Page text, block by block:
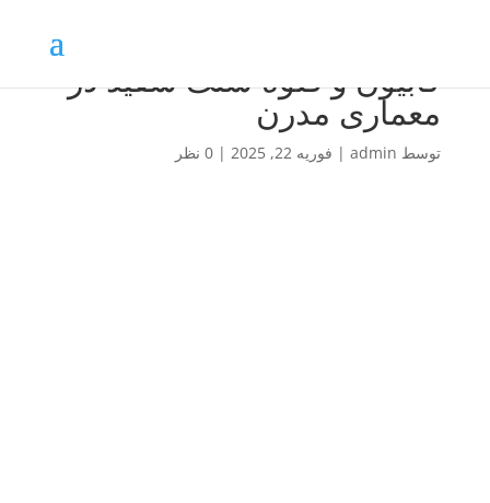
گابیون و قلوه سنگ سفید در
معماری مدرن
توسط admin
| فوریه 22, 2025 | 0 نظر